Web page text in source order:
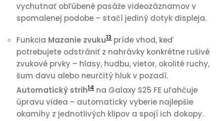
vychutnať obľúbené pasáže videozáznamov v
spomalenej podobe – stačí jediný dotyk displeja.
Funkcia Mazanie zvuku13príde vhod, keď
potrebujete odstrániť z nahrávky konkrétne rušivé
zvukové prvky – hlasy, hudbu, vietor, okolité ruchy,
šum davu alebo neurčitý hluk v pozadí.
Automatický strih14na Galaxy S25 FE uľahčuje
úpravu videa – automaticky vyberie najlepšie
okamihy z jednotlivých klipov a spojí ich dokopy.